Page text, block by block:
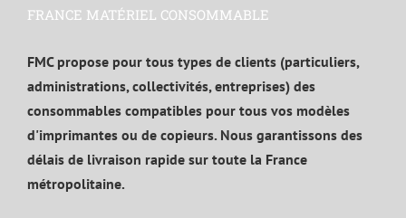
FRANCE MATÉRIEL CONSOMMABLE
FMC propose pour tous types de clients (particuliers,
administrations, collectivités, entreprises) des
consommables compatibles pour tous vos modèles
d'imprimantes ou de copieurs. Nous garantissons des
délais de livraison rapide sur toute la France
métropolitaine.